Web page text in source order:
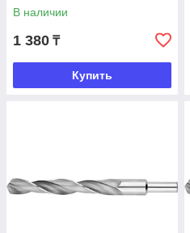
В наличии
1 380 ₸
Купить